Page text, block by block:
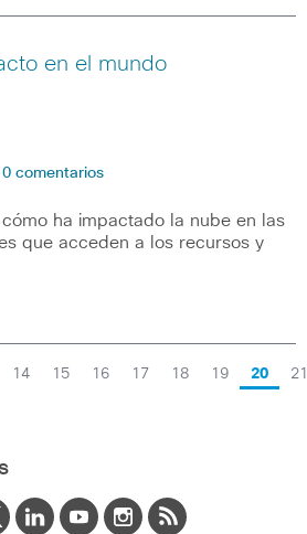
en el mundo
0 comentarios
ha impactado la nube en las
que acceden a los recursos y
14 15 16 17 18 19 20 21